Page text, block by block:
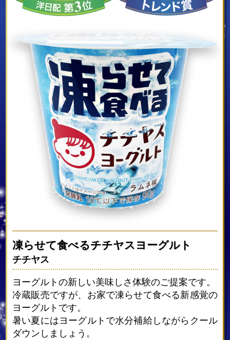
凍らせて食べるチチヤスヨーグルト
チチヤス
ヨーグルトの新しい美味しさ体験のご提案です。
冷蔵販売ですが、お家で凍らせて食べる新感覚の
ヨーグルトです。
暑い夏にはヨーグルトで水分補給しながらクール
ダウンしましょう。